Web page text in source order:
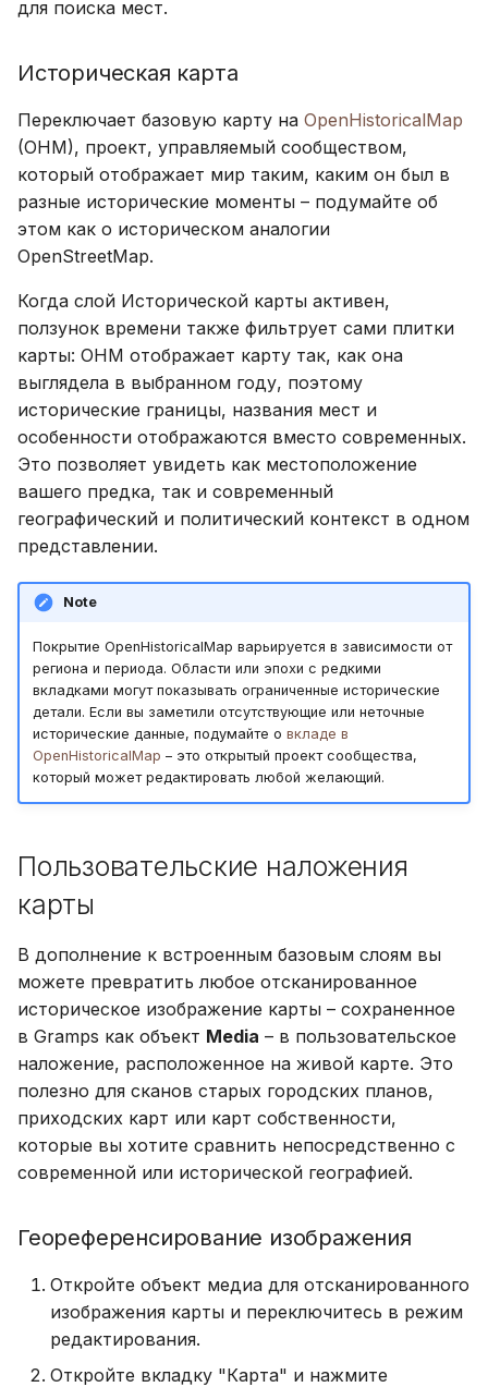
для поиска мест.
Историческая карта
Переключает базовую карту на OpenHistoricalMap
(OHM), проект, управляемый сообществом,
который отображает мир таким, каким он был в
разные исторические моменты – подумайте об
этом как о историческом аналогии
OpenStreetMap.
Когда слой Исторической карты активен,
ползунок времени также фильтрует сами плитки
карты: OHM отображает карту так, как она
выглядела в выбранном году, поэтому
исторические границы, названия мест и
особенности отображаются вместо современных.
Это позволяет увидеть как местоположение
вашего предка, так и современный
географический и политический контекст в одном
представлении.
Note
Покрытие OpenHistoricalMap варьируется в зависимости от
региона и периода. Области или эпохи с редкими
вкладками могут показывать ограниченные исторические
детали. Если вы заметили отсутствующие или неточные
исторические данные, подумайте о вкладе в
OpenHistoricalMap – это открытый проект сообщества,
который может редактировать любой желающий.
Пользовательские наложения
карты
В дополнение к встроенным базовым слоям вы
можете превратить любое отсканированное
историческое изображение карты – сохраненное
в Gramps как объект Media – в пользовательское
наложение, расположенное на живой карте. Это
полезно для сканов старых городских планов,
приходских карт или карт собственности,
которые вы хотите сравнить непосредственно с
современной или исторической географией.
Геореференсирование изображения
Откройте объект медиа для отсканированного
изображения карты и переключитесь в режим
редактирования.
Откройте вкладку "Карта" и нажмите